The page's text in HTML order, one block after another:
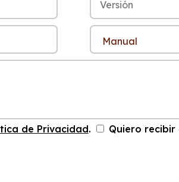
de Privacidad. Quiero